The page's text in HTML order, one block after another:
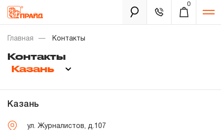
0
Каталог
Золотая лихорадка
Новинки
Главная Контакты
Контакты
Казань
Казань
ул. Журналистов, д.107